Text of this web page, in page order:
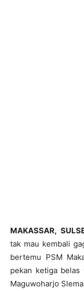
MAKASSAR,
tak mau kembali
bertemu PSM
pekan ketiga belas
Maguwoharjo